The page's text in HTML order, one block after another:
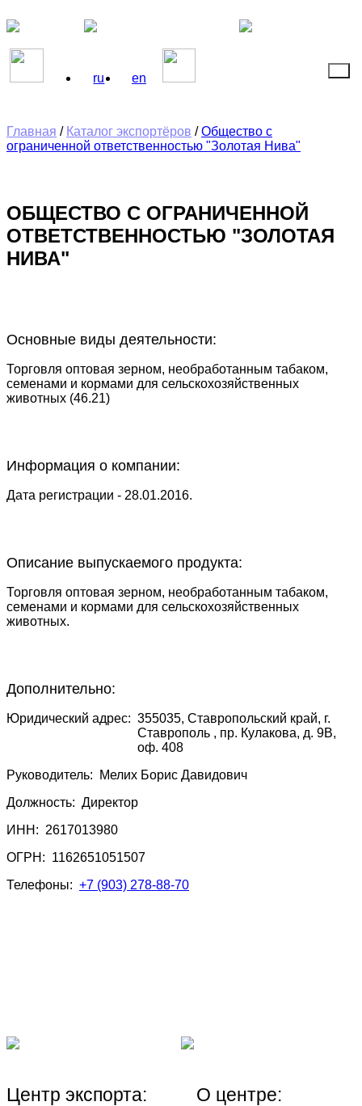
ru en
Главная / Каталог экспортёров /Общество с
ограниченной ответственностью "Золотая Нива"
ОБЩЕСТВО С ОГРАНИЧЕННОЙ
ОТВЕТСТВЕННОСТЬЮ "ЗОЛОТАЯ
НИВА"
Основные виды деятельности:
Торговля оптовая зерном, необработанным табаком,
семенами и кормами для сельскохозяйственных
животных (46.21)
Информация о компании:
Дата регистрации - 28.01.2016.
Описание выпускаемого продукта:
Торговля оптовая зерном, необработанным табаком,
семенами и кормами для сельскохозяйственных
животных.
Дополнительно:
Юридический адрес: 355035, Ставропольский край, г.
Ставрополь , пр. Кулакова, д. 9В,
оф. 408
Руководитель:
Мелих Борис Давидович
Должность: Директор
ИНН: 2617013980
ОГРН: 1162651051507
Телефоны: +7 (903) 278-88-70
Центр экспорта: О центре: